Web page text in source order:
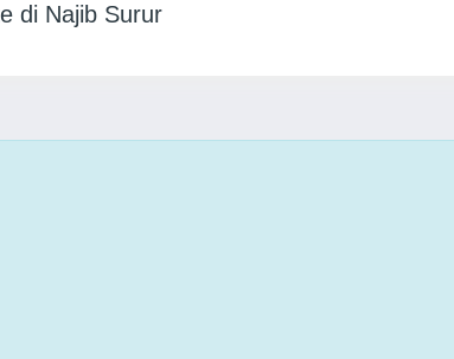
di Najib Surur